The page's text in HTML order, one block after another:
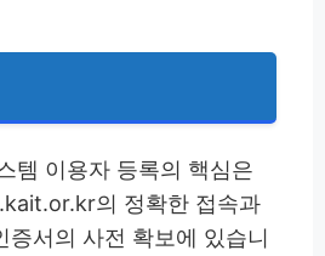
템 이용자 등록의 핵심은
의 정확한 접속과
증서의 사전 확보에 있습니